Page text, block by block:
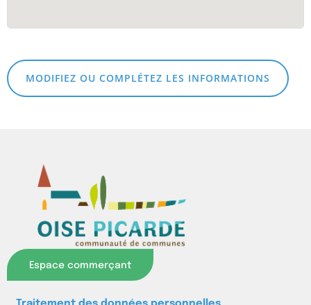
MODIFIEZ OU COMPLÉTEZ LES INFORMATIONS
Espace commerçant